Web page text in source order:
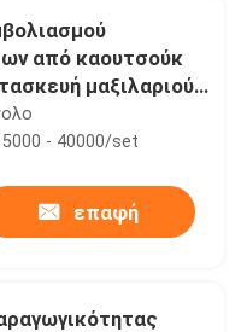
από καουτσούκ
μαξιλαριού-
μοτοσυκλέτας
- 40000/set
επαφή